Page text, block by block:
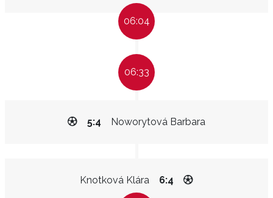
06:04
06:33
Noworytová Barbara
5:4
Knotková Klára 6:4